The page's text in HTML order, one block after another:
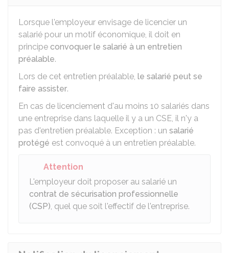
Lorsque l'employeur envisage de licencier un
salarié pour un motif économique, il doit en
principe convoquer le salarié à un entretien
préalable.
Lors de cet entretien préalable, le salarié peut se
faire assister.
En cas de licenciement d'au moins 10 salariés dans
une entreprise dans laquelle il y a un CSE, il n'y a
pas d'entretien préalable. Exception : un salarié
protégé est convoqué à un entretien préalable.
Attention
L'employeur doit proposer au salarié un
contrat de sécurisation professionnelle
(CSP), quel que soit l'effectif de l'entreprise.